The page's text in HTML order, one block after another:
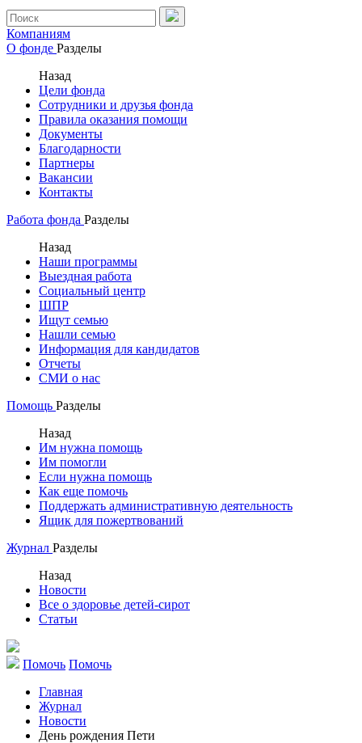
Компаниям
О фонде Разделы
Назад
Цели фонда
Сотрудники и друзья фонда
Правила оказания помощи
Документы
Благодарности
Партнеры
Вакансии
Контакты
Работа фонда Разделы
Назад
Наши программы
Выездная работа
Социальный центр
ШПР
Ищут семью
Нашли семью
Информация для кандидатов
Отчеты
СМИ о нас
Помощь Разделы
Назад
Им нужна помощь
Им помогли
Если нужна помощь
Как еще помочь
Поддержать административную деятельность
Ящик для пожертвований
Журнал Разделы
Назад
Новости
Все о здоровье детей-сирот
Статьи
Помочь Помочь
Главная
Журнал
Новости
День рождения Пети